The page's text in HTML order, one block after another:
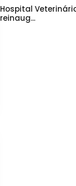
Hospital
reinaug...